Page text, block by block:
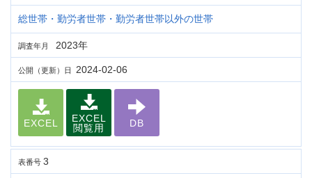
総世帯・勤労者世帯・勤労者世帯以外の世帯
調査年月 2023年
公開（更新）日 2024-02-06
EXCEL
EXCEL
閲覧用
DB
表番号 3